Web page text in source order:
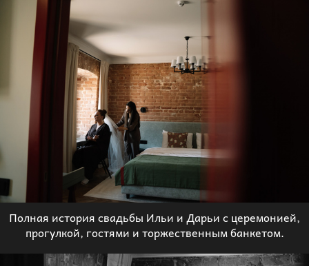
Полная история свадьбы Ильи и Дарьи с церемонией,
прогулкой, гостями и торжественным банкетом.